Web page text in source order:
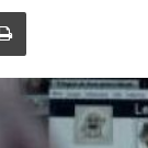
Imprimare